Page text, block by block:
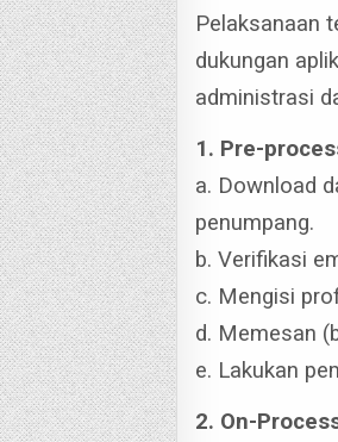
Pelaksanaan
dukungan
administrasi
1. Pre-
a. Download
penumpang.
b. Verifikasi
c. Mengisi
d. Memesan
e. Lakukan
2. On-